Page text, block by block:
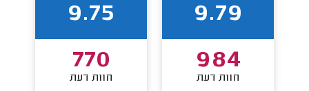
9.79
984
חוות דעת
9.75
770
חוות דעת